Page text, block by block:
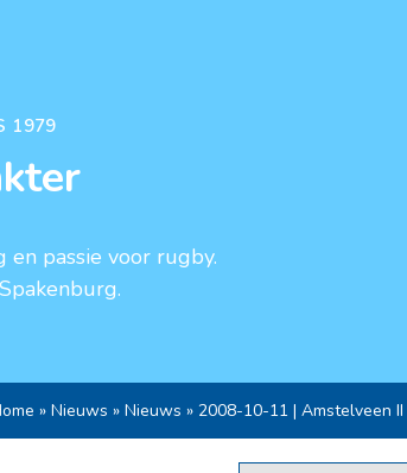
1979
passie voor rugby.
» Nieuws » Nieuws » 2008-10-11 | Amstelveen